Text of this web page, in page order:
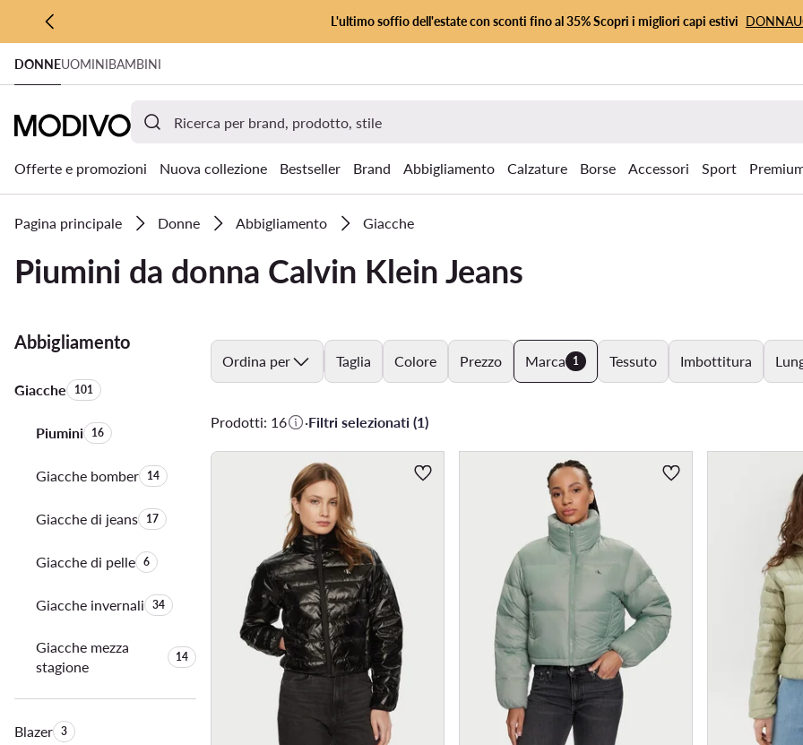
VAI AL CONTENUTO PRINCIPALE
VAI ALLA RICERCA
L'ultimo soffio dell'estate con sconti fino al 35% Scopri i migliori capi estivi DONNA
DONNEUOMINIBAMBINI
Offerte e promozioni Nuova collezione Bestseller Brand Abbigliamento Calzature Borse Accessori Sport
Pagina principale Donne Abbigliamento Giacche
Piumini da donna Calvin Klein Jeans
Abbigliamento
GiaccheQuantità di prodotti:
101
PiuminiQuantità di prodotti:
16
Giacche bomberQuantità di prodotti:
14
Giacche di jeansQuantità di prodotti:
17
Giacche di pelleQuantità di prodotti:
6
Giacche invernaliQuantità di prodotti:
34
Giacche mezza
stagione
Quantità di prodotti:
14
BlazerQuantità di prodotti:
3
Ordina per Taglia Colore Prezzo Marca 1 Tessuto Imbottitura
Prodotti: 16 ·Filtri selezionati (1)